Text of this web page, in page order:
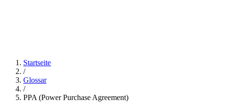
Startseite
/
Glossar
/
PPA (Power Purchase Agreement)